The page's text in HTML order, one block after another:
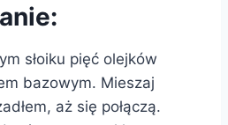
słoiku pięć olejków
bazowym. Mieszaj
aż się połączą.